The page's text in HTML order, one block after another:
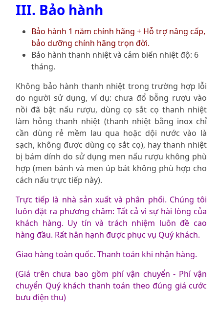
III. Bảo hành
Bảo hành 1 năm chính hãng + Hỗ trợ nâng cấp,
bảo dưỡng chính hãng trọn đời.
Bảo hành thanh nhiệt và cảm biến nhiệt độ: 6
tháng.
Không bảo hành thanh nhiệt trong trường hợp lỗi
do người sử dụng, ví dụ: chưa đổ bỗng rượu vào
nồi đã bật nấu rượu, dùng cọ sắt cọ thanh nhiệt
làm hỏng thanh nhiệt (thanh nhiệt bằng inox chỉ
cần dùng rẻ mềm lau qua hoặc dội nước vào là
sạch, không được dùng cọ sắt cọ), hay thanh nhiệt
bị bám dính do sử dụng men nấu rượu không phù
hợp (men bánh và men úp bát không phù hợp cho
cách nấu trực tiếp này).
Trực tiếp là nhà sản xuất và phân phối. Chúng tôi
luôn đặt ra phương châm: Tất cả vì sự hài lòng của
khách hàng. Uy tín và trách nhiệm luôn đề cao
hàng đầu. Rất hân hạnh được phục vụ Quý khách.
Giao hàng toàn quốc. Thanh toán khi nhận hàng.
(Giá trên chưa bao gồm phí vận chuyển - Phí vận
chuyển Quý khách thanh toán theo đúng giá cước
bưu điện thu)